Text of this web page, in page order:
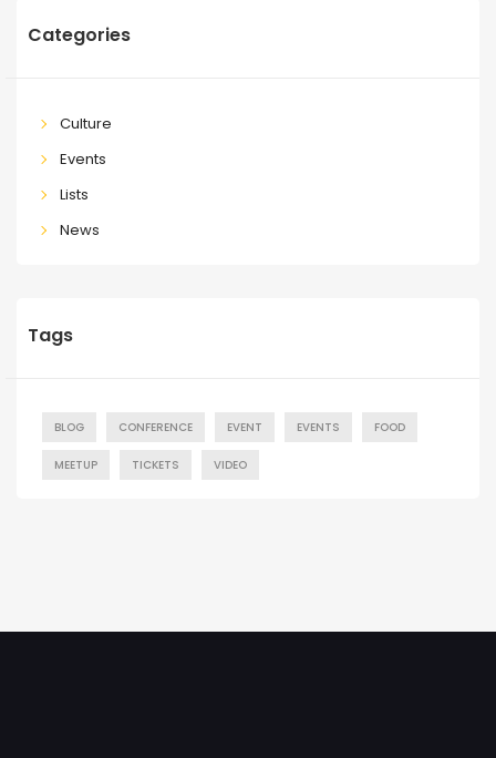
Categories
Culture
Events
Lists
News
Tags
BLOG CONFERENCE EVENT EVENTS FOOD
MEETUP TICKETS VIDEO